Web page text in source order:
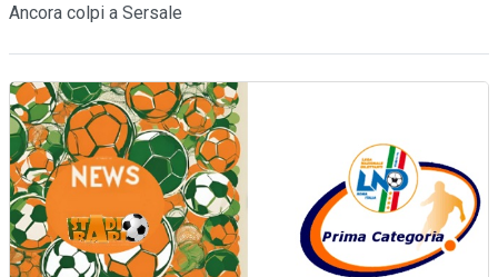
Ancora colpi a Sersale